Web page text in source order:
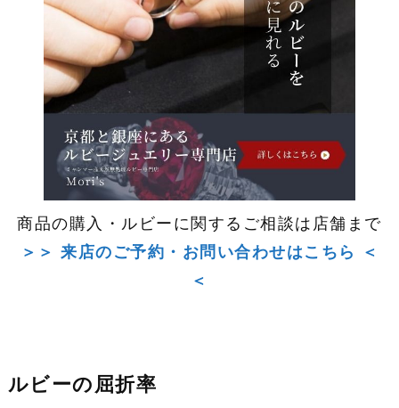
商品の購入・ルビーに関するご相談は店舗まで
＞＞ 来店のご予約・お問い合わせはこちら ＜
＜
ルビーの屈折率